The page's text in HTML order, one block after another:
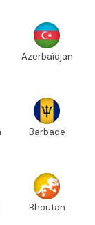
Azerbaïdjan
Barbade
Bhoutan